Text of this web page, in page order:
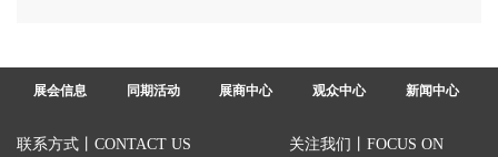
入了燃油车价格腹地。
展会信息 同期活动 展商中心 观众中心 新闻中心
联系方式丨CONTACT US 关注我们丨FOCUS ON